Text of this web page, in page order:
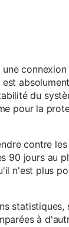
du
pour la
contre
90 jours au
n'est plus
à